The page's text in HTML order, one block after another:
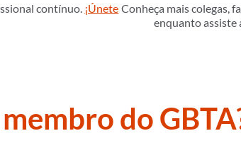
contínuo. ¡Únete Conheça mais colegas,
enquanto assiste
do